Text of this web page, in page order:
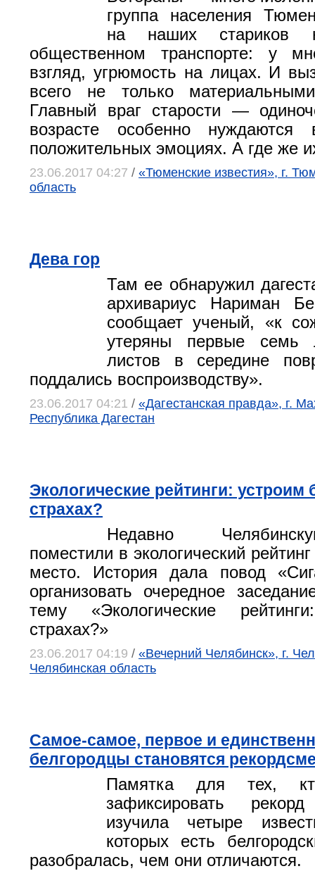
группа населения
на наших
общественном транспорте: у
взгляд, угрюмость на лицах. И
всего не только
Главный враг старости —
возрасте особенно
положительных эмоциях. А где же
23.06.2017 04:27 / «Тюменские известия», г.
область
Дева гор
Там ее обнаружил
архивариус Нариман
сообщает ученый, «к
утеряны первые семь
листов в середине
поддались воспроизводству».
23.06.2017 04:21 / «Дагестанская правда», г.
Республика Дагестан
Экологические рейтинги: устроим
страхах?
Недавно
поместили в экологический
место. История дала повод
организовать очередное
тему «Экологические
страхах?»
23.06.2017 04:19 / «Вечерний Челябинск», г.
Челябинская область
Самое-самое, первое и
белгородцы становятся
Памятка для тех,
зафиксировать
изучила четыре
которых есть
разобралась, чем они отличаются.